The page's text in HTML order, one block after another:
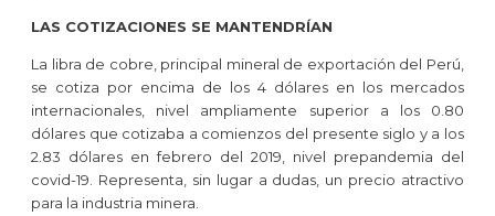
LAS COTIZACIONES SE MANTENDRÍAN
La libra de cobre, principal mineral de exportación del Perú,
se cotiza por encima de los 4 dólares en los mercados
internacionales, nivel ampliamente superior a los 0.80
dólares que cotizaba a comienzos del presente siglo y a los
2.83 dólares en febrero del 2019, nivel prepandemia del
covid-19. Representa, sin lugar a dudas, un precio atractivo
para la industria minera.